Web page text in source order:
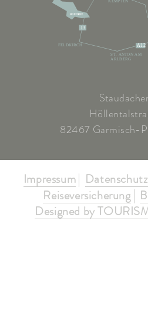
A12
13
KEMPTEN
ST. ANTON AM
ARLBERG
FELDKIRCH
82467 Garmisch-
Impressum
Reiseversicherung
Designed by